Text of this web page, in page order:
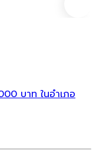
บาท ในอำเภอ